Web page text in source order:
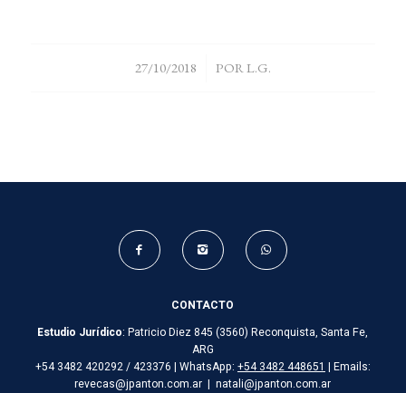
27/10/2018
/ PORL.G.
CONTACTO
Estudio Jurídico: Patricio Diez 845 (3560) Reconquista, Santa Fe,
ARG
+54 3482 420292 / 423376 | WhatsApp: +54 3482 448651 | Emails:
revecas@jpanton.com.ar | natali@jpanton.com.ar